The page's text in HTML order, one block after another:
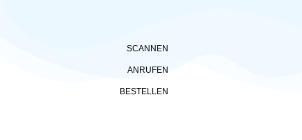
SCANNEN
ANRUFEN
BESTELLEN